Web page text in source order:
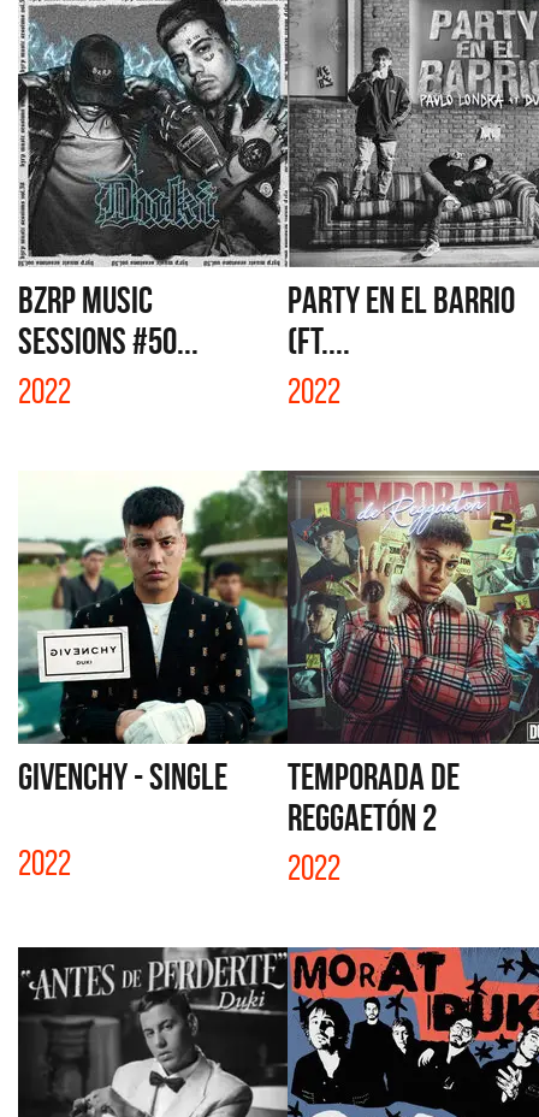
BZRP MUSIC
SESSIONS #50...
2022
PARTY EN EL BARRIO
(FT....
2022
GIVENCHY - SINGLE
2022
TEMPORADA DE
REGGAETÓN 2
2022